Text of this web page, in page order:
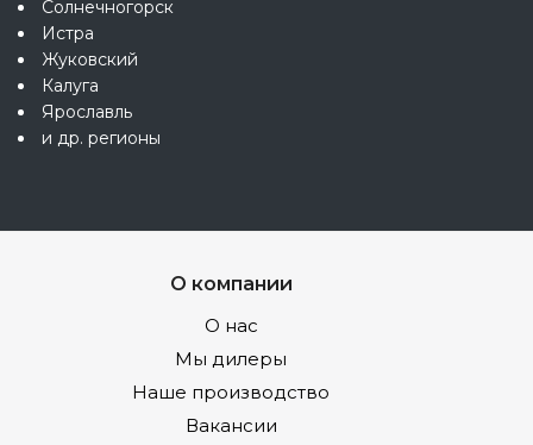
Солнечногорск
Истра
Жуковский
Калуга
Ярославль
и др. регионы
О компании
О нас
Мы дилеры
Наше производство
Вакансии